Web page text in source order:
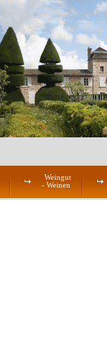
Weingut
- Weinen